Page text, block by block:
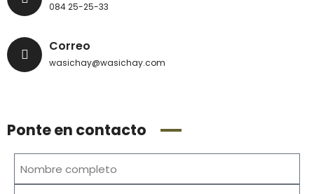
084 25-25-33
Correo
wasichay@wasichay.com
Ponte en contacto